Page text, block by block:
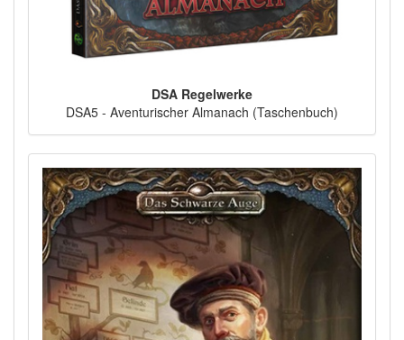
DSA Regelwerke
DSA5 - Aventurischer Almanach (Taschenbuch)